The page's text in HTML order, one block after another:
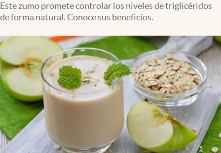
Tv
Espiritualidad
Mediakit
abre en nueva pestaña
México
Este zumo promete controlar los niveles de triglicéridos
de forma natural. Conoce sus beneficios.